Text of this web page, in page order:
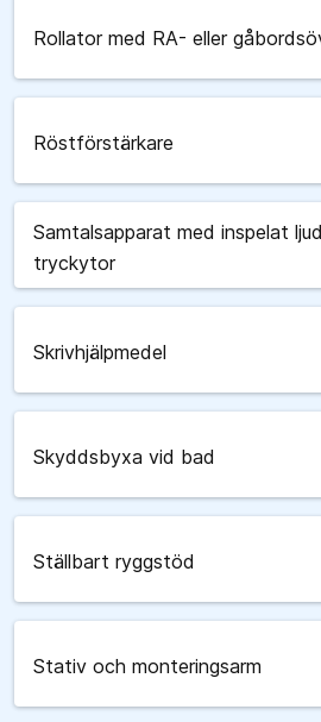
Rollator med RA- eller
Röstförstärkare
Samtalsapparat med inspelat
tryckytor
Skrivhjälpmedel
Skyddsbyxa vid bad
Ställbart ryggstöd
Stativ och monteringsarm